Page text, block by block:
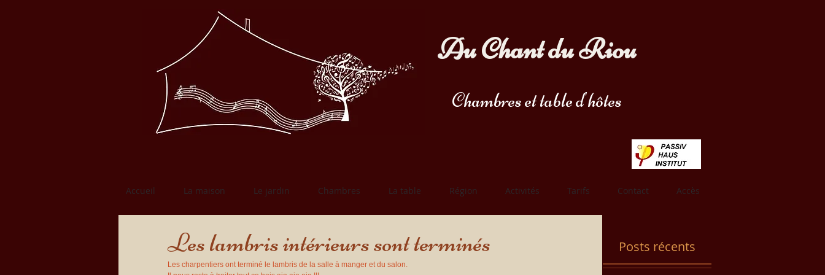
Chambres et table d'hôtes
Au Chant du Riou
Accueil La maison Le jardin Chambres La table Région Activités Tarifs Contact Accès
Les lambris intérieurs sont terminés
Les charpentiers ont terminé le lambris de la salle à manger et du salon.
Posts récents